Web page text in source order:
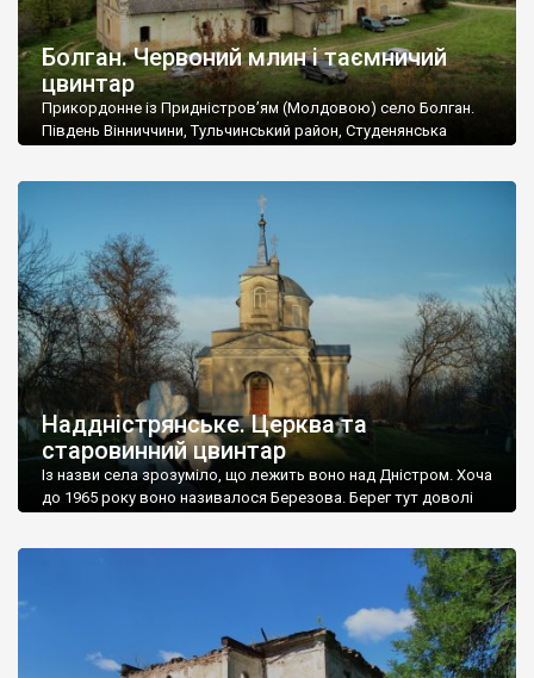
Болган. Червоний млин і таємничий
цвинтар
Прикордонне із Придністров’ям (Молдовою) село Болган.
Південь Вінниччини, Тульчинський район, Студенянська
старовинний цвинтар із кам’яними хрестами. Всі епітафії, які
збереглися, написані кирилицею, церковнослов’янською
мовою. За всіма традиційними ознаками – цвинтар
український. Хрести датуються 19 століттям. У 1924-1940
роках Болган […]
Наддністрянське. Церква та
старовинний цвинтар
Із назви села зрозуміло, що лежить воно над Дністром. Хоча
до 1965 року воно називалося Березова. Берег тут доволі
Наддністрянське відрізняється від більшості навколишніх
сіл. У селі є мурована Михайлівська церква. Точної дати […]